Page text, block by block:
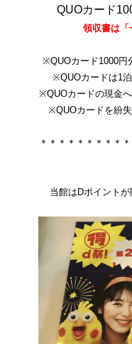
QUOカード
領収書は「
※QUOカード1000円
※QUOカードは1泊
※QUOカードの現金
※QUOカードを紛失
＊＊＊＊＊＊＊＊＊
当館はDポイント